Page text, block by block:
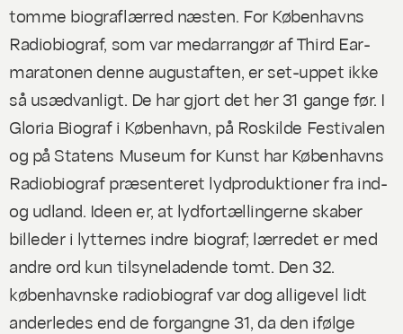
tomme biograflærred næsten. For Københavns
Radiobiograf, som var medarrangør af Third Ear-
maratonen denne augustaften, er set-uppet ikke
så usædvanligt. De har gjort det her 31 gange før. I
Gloria Biograf i København, på Roskilde Festivalen
og på Statens Museum for Kunst har Københavns
Radiobiograf præsenteret lydproduktioner fra ind-
og udland. Ideen er, at lydfortællingerne skaber
billeder i lytternes indre biograf; lærredet er med
andre ord kun tilsyneladende tomt. Den 32.
københavnske radiobiograf var dog alligevel lidt
anderledes end de forgangne 31, da den ifølge